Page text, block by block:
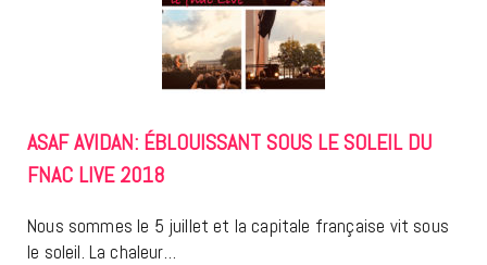
ASAF AVIDAN: ÉBLOUISSANT SOUS LE SOLEIL DU
FNAC LIVE 2018
Nous sommes le 5 juillet et la capitale française vit sous
le soleil. La chaleur…